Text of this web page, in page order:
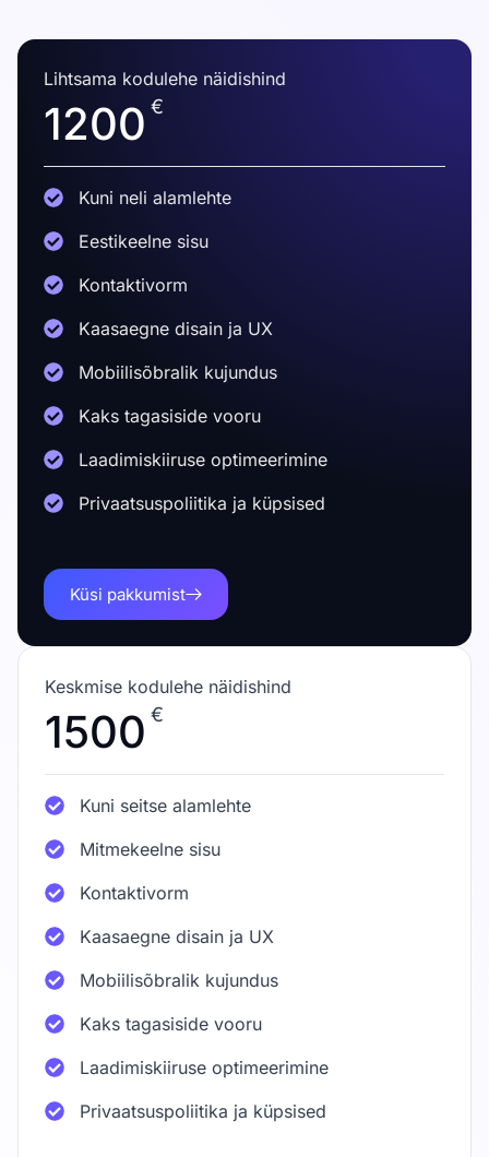
Keskmise kodulehe näidishind
1500 €
Kuni seitse alamlehte
Mitmekeelne sisu
Kontaktivorm
Kaasaegne disain ja UX
Mobiilisõbralik kujundus
Kaks tagasiside vooru
Laadimiskiiruse optimeerimine
Privaatsuspoliitika ja küpsised
Lihtsama kodulehe näidishind
1200 €
Kuni neli alamlehte
Eestikeelne sisu
Kontaktivorm
Kaasaegne disain ja UX
Mobiilisõbralik kujundus
Kaks tagasiside vooru
Laadimiskiiruse optimeerimine
Privaatsuspoliitika ja küpsised
Küsi pakkumist